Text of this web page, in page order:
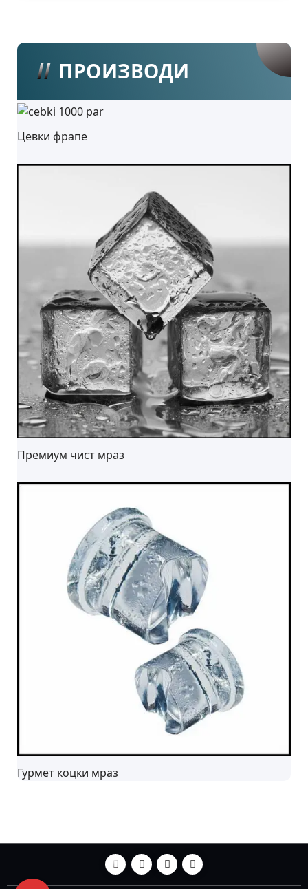
ПРОИЗВОДИ
Цевки фрапе
Премиум чист мраз
Гурмет коцки мраз